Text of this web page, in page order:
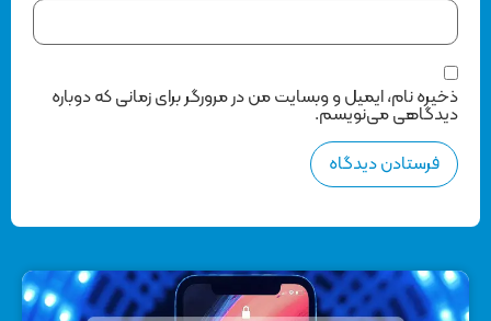
ذخیره نام، ایمیل و وبسایت من در مرورگر برای زمانی که دوباره
دیدگاهی می‌نویسم.